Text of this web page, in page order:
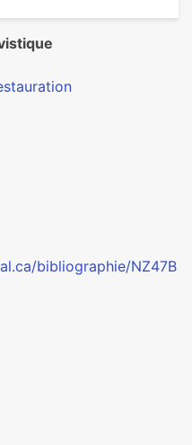
bibliographie/NZ47B